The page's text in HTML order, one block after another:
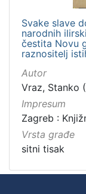
Svake slave
narodnih
čestita Novu
raznositelj
Autor
Vraz, Stanko
Impresum
Zagreb :
Vrsta građe
sitni tisak